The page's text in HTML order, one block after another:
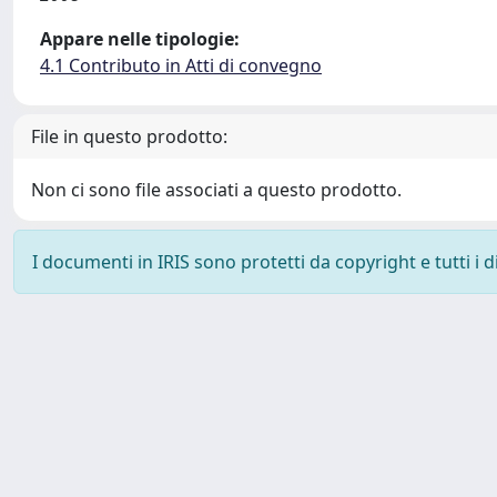
Appare nelle tipologie:
4.1 Contributo in Atti di convegno
File in questo prodotto:
Non ci sono file associati a questo prodotto.
I documenti in IRIS sono protetti da copyright e tutti i